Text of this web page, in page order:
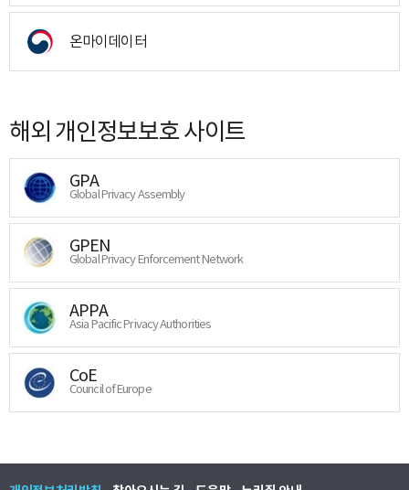
온마이데이터
해외 개인정보보호 사이트
GPA
Global Privacy Assembly
GPEN
Global Privacy Enforcement Network
APPA
Asia Pacific Privacy Authorities
CoE
Council of Europe